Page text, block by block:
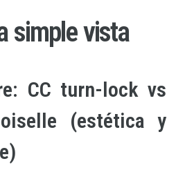
simple vista
CC turn-lock vs
(estética y